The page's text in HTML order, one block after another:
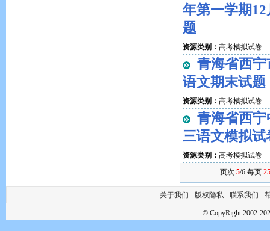
年第一学期
题
资源类别： 高考模拟试卷
青海省西宁
语文期末试题
资源类别： 高考模拟试卷
青海省西宁
三语文模拟试
资源类别： 高考模拟试卷
页次:5/6 每页:25
关于我们 - 版权隐私 - 联系我们 -
© CopyRight 2002-